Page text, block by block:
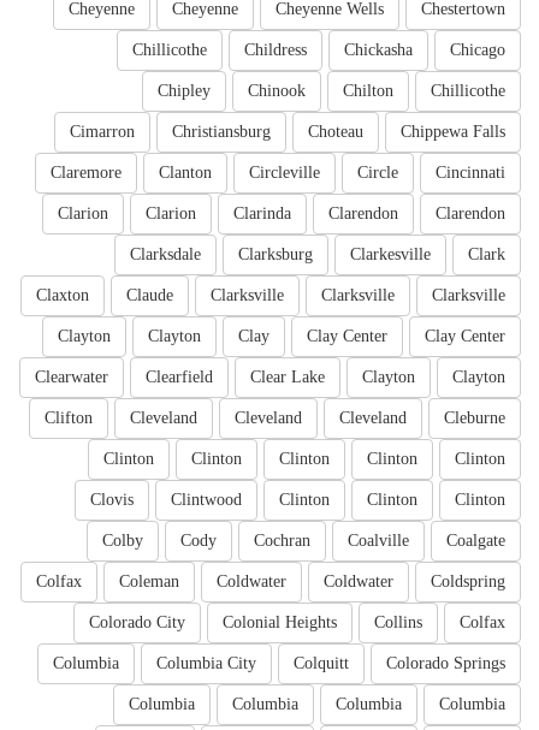
Chestertown
Cheyenne Wells
Cheyenne
Cheyenne
Chicago
Chickasha
Childress
Chillicothe
Chillicothe
Chilton
Chinook
Chipley
Chippewa Falls
Choteau
Christiansburg
Cimarron
Cincinnati
Circle
Circleville
Clanton
Claremore
Clarendon
Clarendon
Clarinda
Clarion
Clarion
Clark
Clarkesville
Clarksburg
Clarksdale
Clarksville
Clarksville
Clarksville
Claude
Claxton
Clay Center
Clay Center
Clay
Clayton
Clayton
Clayton
Clayton
Clear Lake
Clearfield
Clearwater
Cleburne
Cleveland
Cleveland
Cleveland
Clifton
Clinton
Clinton
Clinton
Clinton
Clinton
Clinton
Clinton
Clinton
Clintwood
Clovis
Coalgate
Coalville
Cochran
Cody
Colby
Coldspring
Coldwater
Coldwater
Coleman
Colfax
Colfax
Collins
Colonial Heights
Colorado City
Colorado Springs
Colquitt
Columbia City
Columbia
Columbia
Columbia
Columbia
Columbia